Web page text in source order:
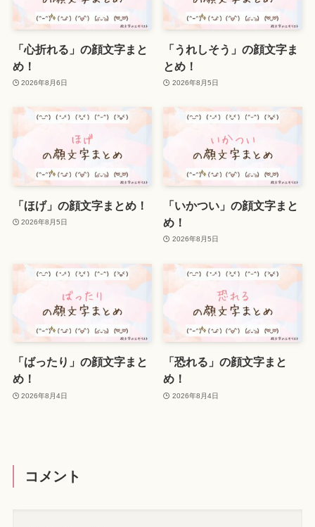
「心折れる」の顔文字まと
め！
2026年8月6日
「うれしそう」の顔文字ま
とめ！
2026年8月5日
「ほげ」の顔文字まとめ！
2026年8月5日
「いかつい」の顔文字まと
め！
2026年8月5日
「ばったり」の顔文字まと
め！
2026年8月4日
「恐れる」の顔文字まと
め！
2026年8月4日
コメント